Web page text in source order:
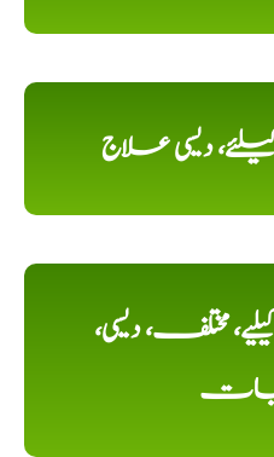
دیسی علاج
مختلف، دیسی،